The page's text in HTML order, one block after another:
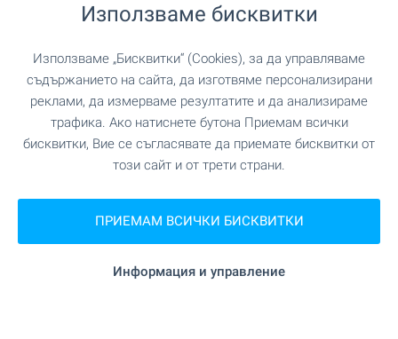
Фризьорски салон
"Head Hunters Barbershop"
Химическо чистене"Eco Clean" на 227 м. (3
мин.)
Салон за красота "Aesthe Beauty Lab" на 117 м.
Използваме бисквитки
Използваме „Бисквитки“ (Cookies), за да управляваме
съдържанието на сайта, да изготвяме персонализирани
реклами, да измерваме резултатите и да анализираме
трафика. Ако натиснете бутона Приемам всички
бисквитки, Вие се съгласявате да приемате бисквитки от
този сайт и от трети страни.
ПРИЕМАМ ВСИЧКИ БИСКВИТКИ
Информация и управление